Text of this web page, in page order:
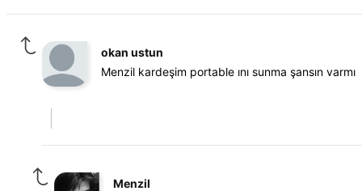
okan ustun
Menzil kardeşim portable ını sunma şansın varmı
Menzil